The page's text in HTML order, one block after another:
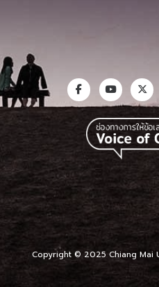
Copyright © 2025 Chiang Mai